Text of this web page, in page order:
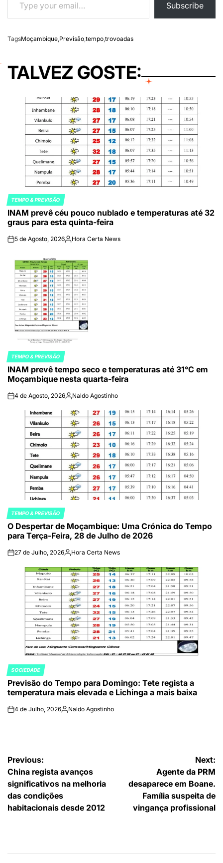
Subscribe
TagsMoçambique,Previsão,tempo,trovoadas
TALVEZ GOSTE:
POSTED
IN
TEMPO & PREVISÃO
INAM prevê céu pouco nublado e temperaturas até 32
graus para esta quinta-feira
on5 de Agosto, 2026Publicado
Hora Certa News
POSTED
IN
TEMPO & PREVISÃO
INAM prevê tempo seco e temperaturas até 31°C em
Moçambique nesta quarta-feira
on4 de Agosto, 2026Publicado
Naldo Agostinho
POSTED
IN
TEMPO & PREVISÃO
O Despertar de Moçambique: Uma Crónica do Tempo
para Terça-Feira, 28 de Julho de 2026
on27 de Julho, 2026Publicado
Hora Certa News
POSTED
IN
SOCIEDADE
Previsão do Tempo para Domingo: Tete regista a
temperatura mais elevada e Lichinga a mais baixa
on4 de Julho, 2026Publicado
Naldo Agostinho
Navegação
de
artigos
Previous:
China regista avanços
significativos na melhoria
das condições
habitacionais desde 2012
Next:
Agente da PRM
desaparece em Boane.
Família suspeita de
vingança profissional